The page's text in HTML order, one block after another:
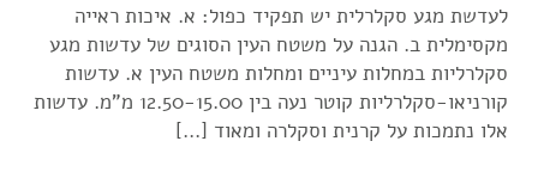
לעדשת מגע סקלרלית יש תפקיד כפול: א. איכות ראייה
מקסימלית ב. הגנה על משטח העין הסוגים של עדשות מגע
סקלרליות במחלות עיניים ומחלות משטח העין א. עדשות
קורניאו-סקלרליות קוטר נעה בין 12.50-15.00 מ"מ. עדשות
אלו נתמכות על קרנית וסקלרה ומאוד […]